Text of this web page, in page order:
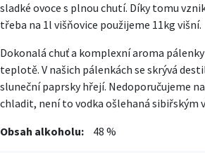
sladké ovoce s plnou chutí. Díky tomu
třeba na 1l višňovice použijeme 11kg višní.
Dokonalá chuť a komplexní aroma
teplotě. V našich pálenkách se skrývá
sluneční paprsky hřejí. Nedoporučujeme
chladit, není to vodka ošlehaná sibiřským
Obsah alkoholu:
​48 %